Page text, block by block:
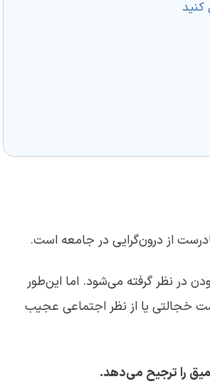
از درون‌گرایی در جامعه است.
در نظر گرفته می‌شود. اما این‌طور
خجالتی یا از نظر اجتماعی عجیب
را ترجیح می‌دهد.